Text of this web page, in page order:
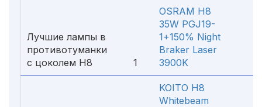
Лучшие лампы в
противотуманки
с цоколем H8
1
OSRAM H8
35W PGJ19-
1+150% Night
Braker Laser
3900K
KOITO H8
Whitebeam